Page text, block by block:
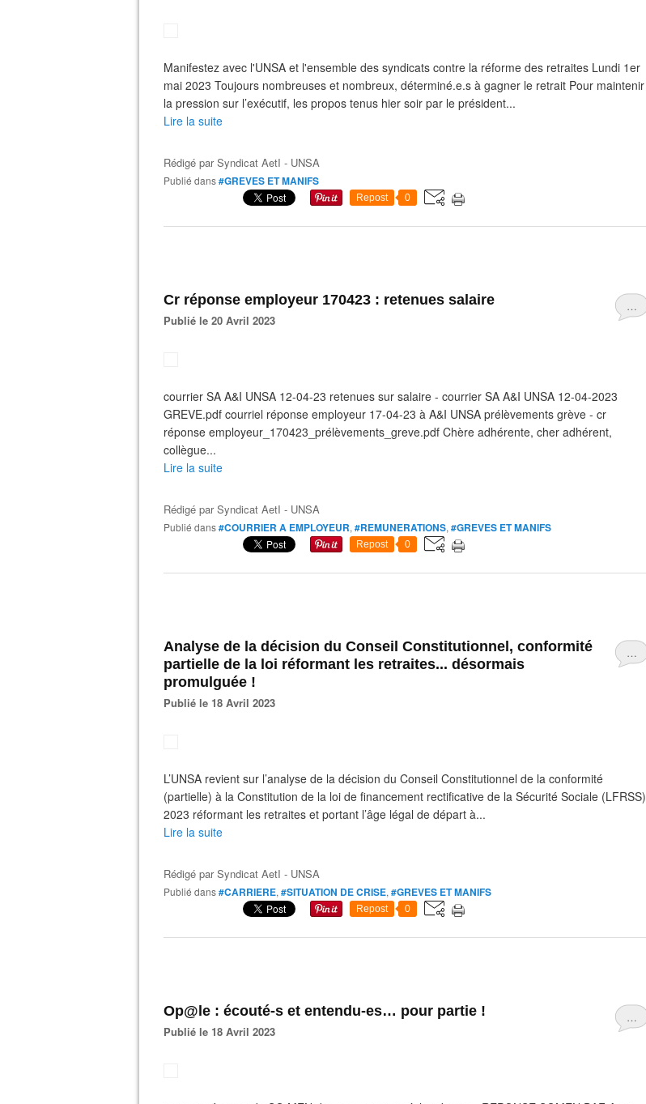
Manifestez avec l'UNSA et l'ensemble des syndicats contre la réforme des retraites Lundi 1er
mai 2023 Toujours nombreuses et nombreux, déterminé.e.s à gagner le retrait Pour maintenir
la pression sur l’exécutif, les propos tenus hier soir par le président...
Lire la suite
Rédigé parSyndicat AetI - UNSA
Publié dans#GREVES ET MANIFS
Repost 0
…
Cr réponse employeur 170423 : retenues salaire
Publié le 20 Avril 2023
courrier SA A&I UNSA 12-04-23 retenues sur salaire - courrier SA A&I UNSA 12-04-2023
GREVE.pdf courriel réponse employeur 17-04-23 à A&I UNSA prélèvements grève - cr
réponse employeur_170423_prélèvements_greve.pdf Chère adhérente, cher adhérent,
collègue...
Lire la suite
Rédigé parSyndicat AetI - UNSA
Publié dans#COURRIER A EMPLOYEUR, #REMUNERATIONS, #GREVES ET MANIFS
Repost 0
…
Analyse de la décision du Conseil Constitutionnel, conformité
partielle de la loi réformant les retraites... désormais
promulguée !
Publié le 18 Avril 2023
L’UNSA revient sur l’analyse de la décision du Conseil Constitutionnel de la conformité
(partielle) à la Constitution de la loi de financement rectificative de la Sécurité Sociale (LFRSS)
2023 réformant les retraites et portant l’âge légal de départ à...
Lire la suite
Rédigé parSyndicat AetI - UNSA
Publié dans#CARRIERE, #SITUATION DE CRISE, #GREVES ET MANIFS
Repost 0
…
Op@le : écouté-s et entendu-es… pour partie !
Publié le 18 Avril 2023